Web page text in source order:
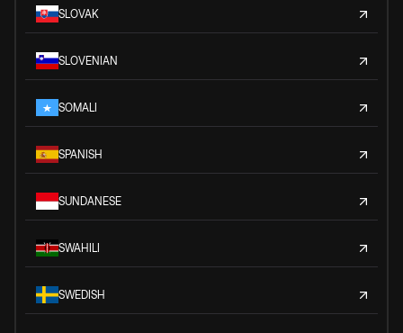
SLOVAK
SLOVENIAN
SOMALI
SPANISH
SUNDANESE
SWAHILI
SWEDISH